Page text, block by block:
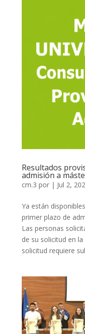
Resultados
admisión a
cm.3 por | Jul 2,
Ya están
primer plazo de
Las personas
de su solicitud en
solicitud requiere